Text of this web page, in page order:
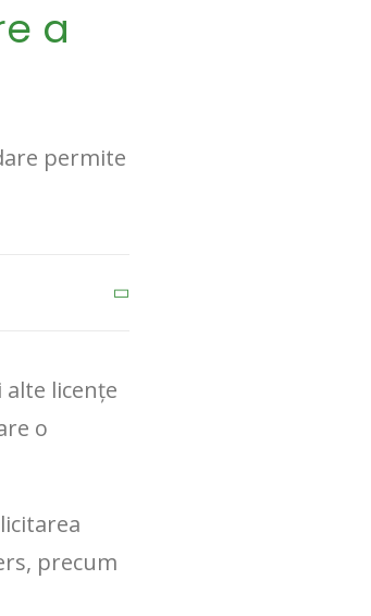
a
permite
licențe
o
precum